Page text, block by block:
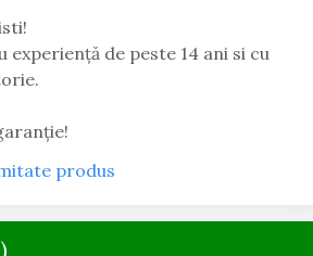
de peste 14 ani si cu
produs